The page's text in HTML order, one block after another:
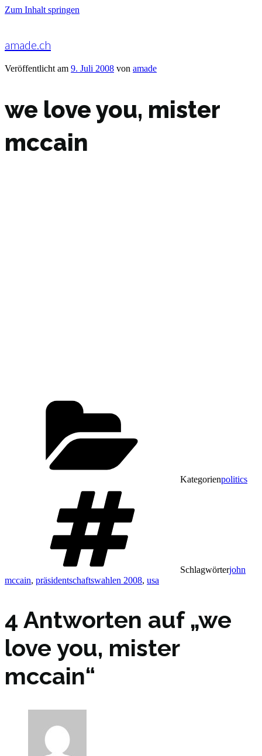
Zum Inhalt springen
amade.ch
Veröffentlicht am 9. Juli 2008 von amade
we love you, mister
mccain
Kategorienpolitics
Schlagwörterjohn
mccain, präsidentschaftswahlen 2008, usa
4 Antworten auf „we
love you, mister
mccain“